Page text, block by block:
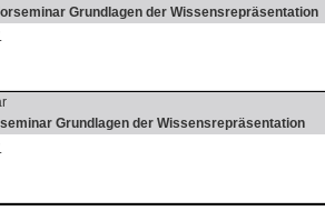
Grundlagen der Wissensrepräsentation
Grundlagen der Wissensrepräsentation